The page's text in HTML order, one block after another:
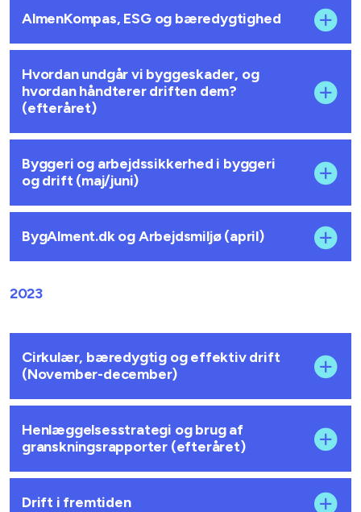
AlmenKompas, ESG og bæredygtighed
Hvordan undgår vi byggeskader, og
hvordan håndterer driften dem?
(efteråret)
Byggeri og arbejdssikkerhed i byggeri
og drift (maj/juni)
BygAlment.dk og Arbejdsmiljø (april)
2023
Cirkulær, bæredygtig og effektiv drift
(November-december)
Henlæggelsesstrategi og brug af
granskningsrapporter (efteråret)
Drift i fremtiden